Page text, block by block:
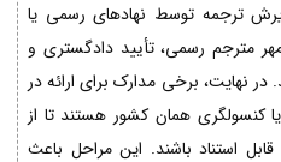
ترجمه توسط نهادهای رسمی یا
مترجم رسمی، تأیید دادگستری و
در نهایت، برخی مدارک برای ارائه در
کنسولگری همان کشور هستند تا از
استناد باشند. این مراحل باعث